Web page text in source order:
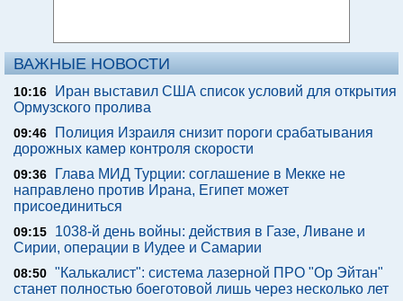
ВАЖНЫЕ НОВОСТИ
10:16
Иран выставил США список условий для открытия
Ормузского пролива
09:46
Полиция Израиля снизит пороги срабатывания
дорожных камер контроля скорости
09:36
Глава МИД Турции: соглашение в Мекке не
направлено против Ирана, Египет может
присоединиться
09:15
1038-й день войны: действия в Газе, Ливане и
Сирии, операции в Иудее и Самарии
08:50 "Калькалист": система лазерной ПРО "Ор Эйтан"
станет полностью боеготовой лишь через несколько лет